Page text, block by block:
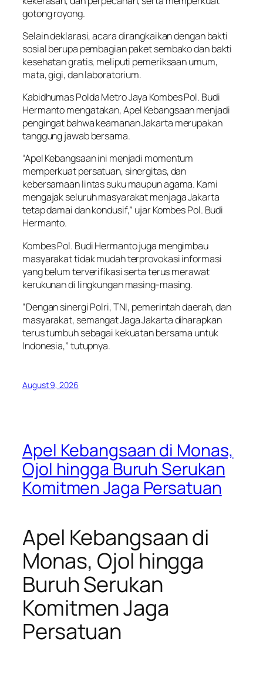
gotong royong.
Selain deklarasi, acara dirangkaikan dengan bakti
sosial berupa pembagian paket sembako dan bakti
kesehatan gratis, meliputi pemeriksaan umum,
mata, gigi, dan laboratorium.
Kabidhumas Polda Metro Jaya Kombes Pol. Budi
Hermanto mengatakan, Apel Kebangsaan menjadi
pengingat bahwa keamanan Jakarta merupakan
tanggung jawab bersama.
“Apel Kebangsaan ini menjadi momentum
memperkuat persatuan, sinergitas, dan
kebersamaan lintas suku maupun agama. Kami
mengajak seluruh masyarakat menjaga Jakarta
tetap damai dan kondusif,” ujar Kombes Pol. Budi
Hermanto.
Kombes Pol. Budi Hermanto juga mengimbau
masyarakat tidak mudah terprovokasi informasi
yang belum terverifikasi serta terus merawat
kerukunan di lingkungan masing-masing.
“Dengan sinergi Polri, TNI, pemerintah daerah, dan
masyarakat, semangat Jaga Jakarta diharapkan
terus tumbuh sebagai kekuatan bersama untuk
Indonesia,” tutupnya.
August 9, 2026
Apel Kebangsaan di Monas,
Ojol hingga Buruh Serukan
Komitmen Jaga Persatuan
Apel Kebangsaan di
Monas, Ojol hingga
Buruh Serukan
Komitmen Jaga
Persatuan